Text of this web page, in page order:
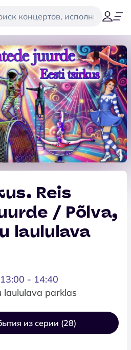
Reis
/ Põlva,
laululava
- 14:40
laululava parklas
из серии (28)